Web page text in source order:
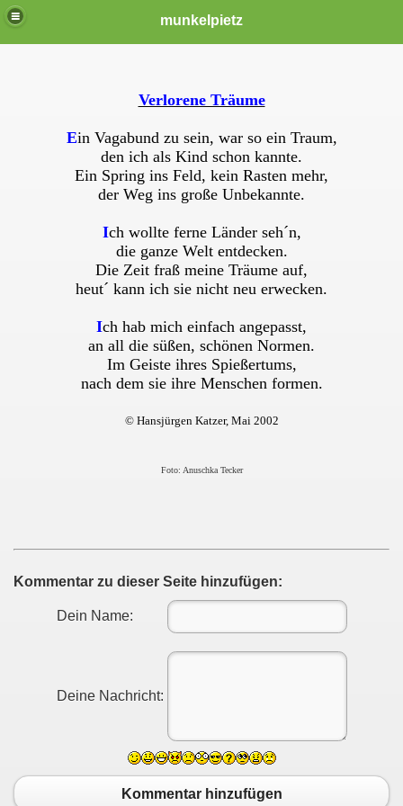
munkelpietz
Verlorene Träume
Ein Vagabund zu sein, war so ein Traum,
den ich als Kind schon kannte.
Ein Spring ins Feld, kein Rasten mehr,
der Weg ins große Unbekannte.
Ich wollte ferne Länder seh´n,
die ganze Welt entdecken.
Die Zeit fraß meine Träume auf,
heut´ kann ich sie nicht neu erwecken.
Ich hab mich einfach angepasst,
an all die süßen, schönen Normen.
Im Geiste ihres Spießertums,
nach dem sie ihre Menschen formen.
© Hansjürgen Katzer, Mai 2002
Foto: Anuschka Tecker
Kommentar zu dieser Seite hinzufügen:
Dein Name:
Deine Nachricht:
Kommentar hinzufügen